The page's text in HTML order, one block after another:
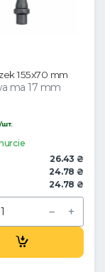
155x70 mm
ma 17 mm
26.43 ₴
24.78 ₴
24.78 ₴